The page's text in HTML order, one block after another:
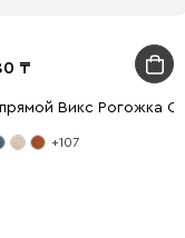
Викс Рогожка
+107